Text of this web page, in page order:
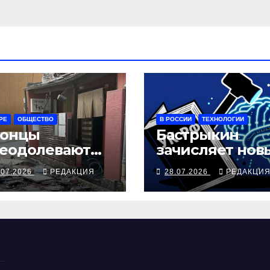
ОБЩЕСТВО
Кюсю
РЕДАКЦИЯ
В РОССИИ ТЕХНОЛОГИИ
Бастрыкин
зачисляет
технологии в
уголовно
отягчающие
28.07.2026 РЕДАКЦИЯ